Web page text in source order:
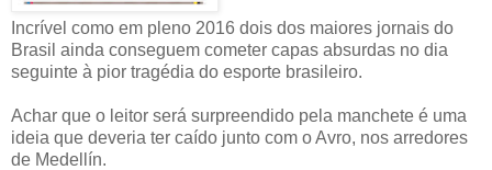
Incrível como em pleno 2016 dois dos maiores jornais do
Brasil ainda conseguem cometer capas absurdas no dia
seguinte à pior tragédia do esporte brasileiro.
Achar que o leitor será surpreendido pela manchete é uma
ideia que deveria ter caído junto com o Avro, nos arredores
de Medellín.